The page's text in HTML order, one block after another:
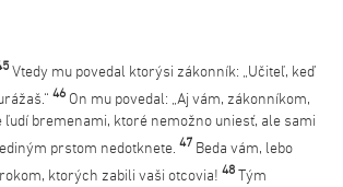
Vtedy mu povedal ktorýsi zákonník: „Učiteľ, keď
46 On mu povedal: „Aj vám, zákonníkom,
ľudí bremenami, ktoré nemožno uniesť, ale sami
prstom nedotknete. 47 Beda vám, lebo
ktorých zabili vaši otcovia! 48 Tým